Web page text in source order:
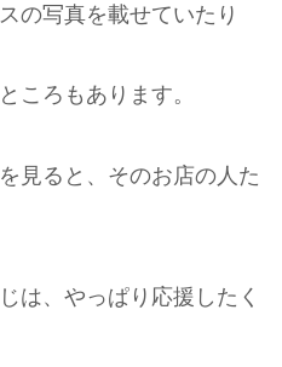
の写真を載せていたり
ころもあります。
見ると、そのお店の人た
は、やっぱり応援したく